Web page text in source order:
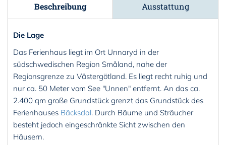
Beschreibung Ausstattung
Die Lage
Das Ferienhaus liegt im Ort Unnaryd in der
südschwedischen Region Småland, nahe der
Regionsgrenze zu Västergötland. Es liegt recht ruhig und
nur ca. 50 Meter vom See "Unnen" entfernt. An das ca.
2.400 qm große Grundstück grenzt das Grundstück des
Ferienhauses Bäcksdal. Durch Bäume und Sträucher
besteht jedoch eingeschränkte Sicht zwischen den
Häusern.